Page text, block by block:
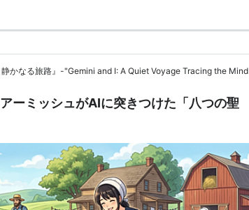
静かなる旅路』-"Gemini and I: A Quiet Voyage Tracing the Mind
ーミッシュがAIに突きつけた「八つの聖